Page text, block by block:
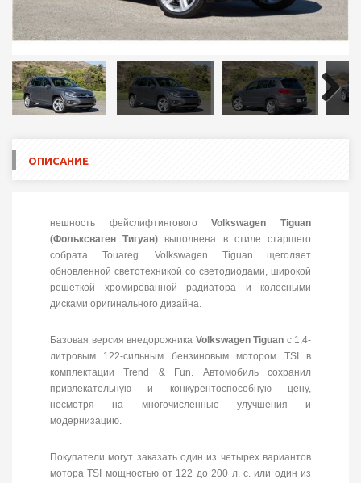
ОПИСАНИЕ
нешность фейслифтинговогоVolkswagen Tiguan
(Фольксваген Тигуан) выполнена в стиле старшего
собрата Touareg. Volkswagen Tiguan щеголяет
обновленной светотехникой со светодиодами, широкой
решеткой хромированной радиатора и колесными
дисками оригинального дизайна.
Базовая версия внедорожника Volkswagen Tiguan с 1,4-
литровым 122-сильным бензиновым мотором TSI в
комплектации Trend & Fun. Автомобиль сохранил
привлекательную и конкурентоспособную цену,
несмотря на многочисленные улучшения и
модернизацию.
Покупатели могут заказать один из четырех вариантов
мотора TSI мощностью от 122 до 200 л. с. или один из